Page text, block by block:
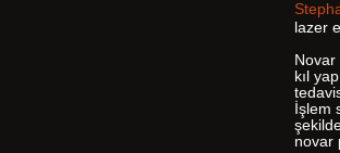
lazer
kıl
İşlem
novar